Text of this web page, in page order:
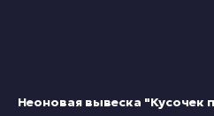
Неоновая вывеска "Кусочек